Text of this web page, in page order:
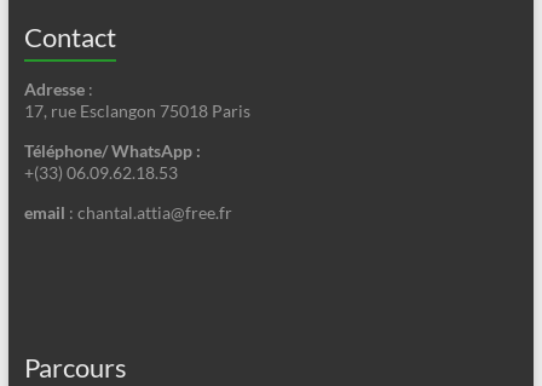
Contact
Adresse:
17, rue Esclangon 75018 Paris
Téléphone/ WhatsApp :
+(33) 06.09.62.18.53
email : chantal.attia@free.fr
Parcours